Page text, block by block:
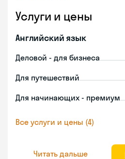
Услуги и цены
Английский язык
Деловой - для бизнеса
Для путешествий
Для начинающих - премиум
Все услуги и цены (4)
Читать дальше